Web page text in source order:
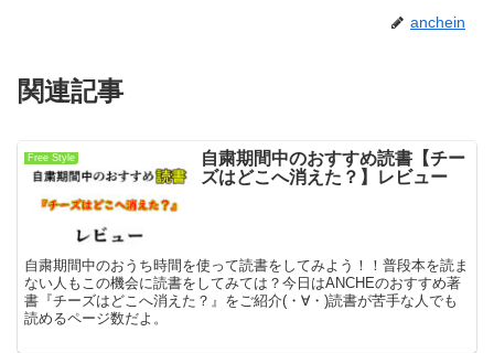
anchein
関連記事
Free Style
自粛期間中のおすすめ読書【チー
ズはどこへ消えた？】レビュー
自粛期間中のおうち時間を使って読書をしてみよう！！普段本を読ま
ない人もこの機会に読書をしてみては？今日はANCHEのおすすめ著
書『チーズはどこへ消えた？』をご紹介(・∀・)読書が苦手な人でも
読めるページ数だよ。